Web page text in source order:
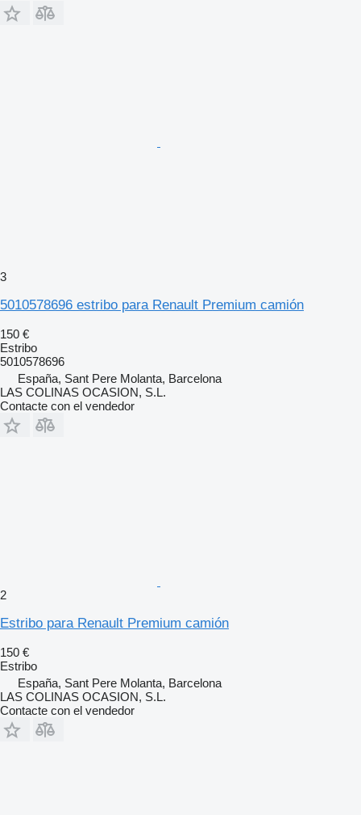
3
5010578696 estribo para Renault Premium camión
150 €
Estribo
5010578696
España, Sant Pere Molanta, Barcelona
LAS COLINAS OCASION, S.L.
Contacte con el vendedor
2
Estribo para Renault Premium camión
150 €
Estribo
España, Sant Pere Molanta, Barcelona
LAS COLINAS OCASION, S.L.
Contacte con el vendedor